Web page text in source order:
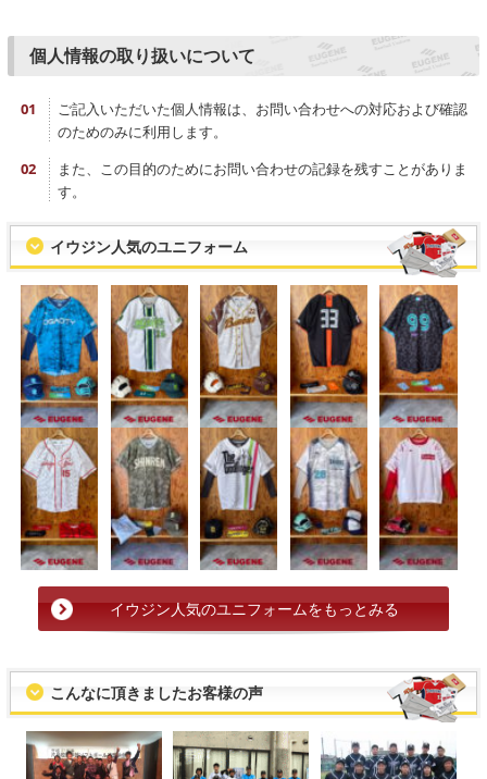
個人情報の取り扱いについて
ご記入いただいた個人情報は、お問い合わせへの対応および確認
のためのみに利用します。
また、この目的のためにお問い合わせの記録を残すことがありま
す。
イウジン人気のユニフォーム
イウジン人気のユニフォームをもっとみる
こんなに頂きましたお客様の声